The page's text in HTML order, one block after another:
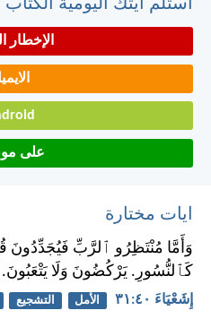
استلم أيتك اليومية
الإخطار
على
ايات مختارة
وَأَمَّا مُنْتَظِرُو ٱلرَّبِّ فَيُجَدِّدُونَ
كَٱلنُّسُورِ. يَرْكُضُونَ وَلَا
إِشَعْيَاءَ ٤٠:‏٣١ الأمل التشجيع